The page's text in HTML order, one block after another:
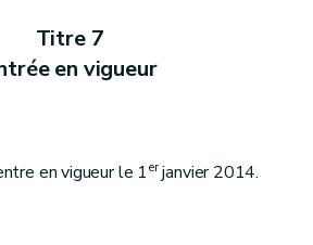
Titre 7
en vigueur
en vigueur le 1erjanvier 2014.